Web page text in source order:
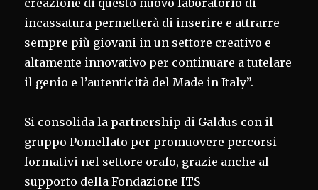
creazione di questo nuovo laboratorio di
incassatura permetterà di inserire e attrarre
sempre più giovani in un settore creativo e
altamente innovativo per continuare a tutelare
il genio e l’autenticità del Made in Italy”.
Si consolida la partnership di Galdus con il
gruppo Pomellato per promuovere percorsi
formativi nel settore orafo, grazie anche al
supporto della Fondazione ITS